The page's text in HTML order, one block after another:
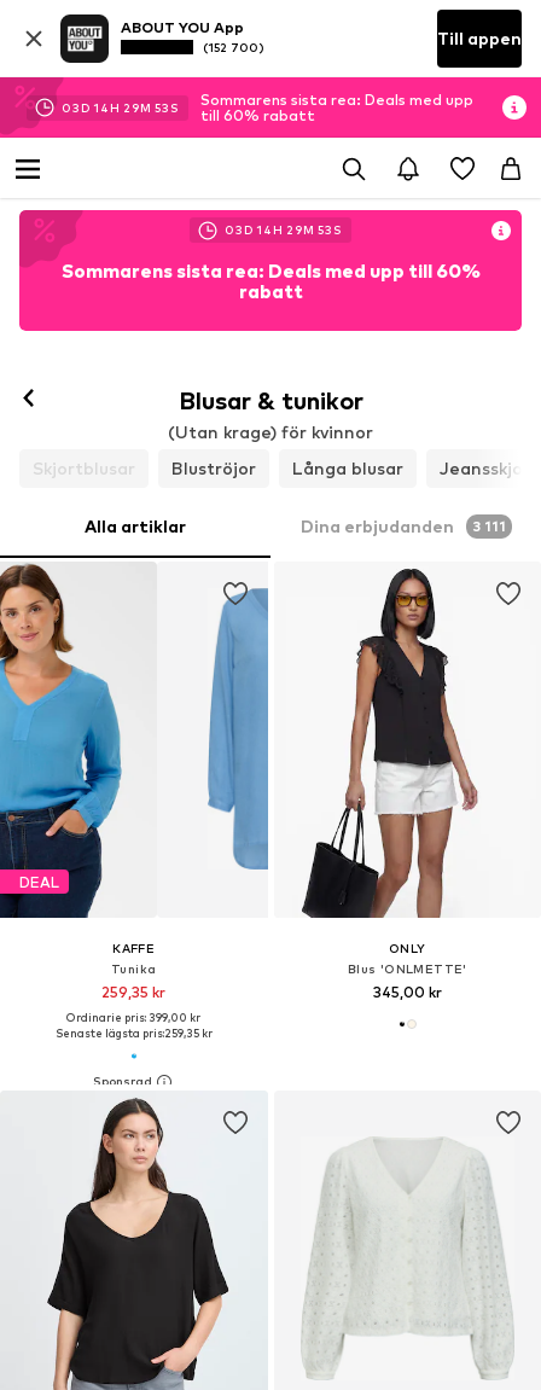
ABOUT YOU App
(152 700) Till appen
03D 14H 29M 52 S
Sommarens sista rea: Deals med upp
till 60% rabatt
03D 14H 29M 52 S
Sommarens sista rea: Deals med upp till 60%
rabatt
Blusar & tunikor
(Utan krage) för kvinnor
Skjortblusar
Bluströjor Långa blusar
Alla artiklar Dina erbjudanden 3 111
DEAL
KAFFE
Tunika
259,35 kr
Ordinarie pris: 399,00 kr
Senaste lägsta pris:259,35 kr
ONLY
Blus 'ONLMETTE'
345,00 kr